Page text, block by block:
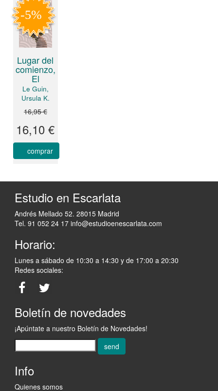
Lugar del
comienzo,
El
Le Guin,
Ursula K.
16,95 €
16,10 €
comprar
Estudio en Escarlata
Andrés Mellado 52. 28015 Madrid
Tel. 91 052 24 17 info@estudioenescarlata.com
Horario:
Lunes a sábado de 10:30 a 14:30 y de 17:00 a 20:30
Redes sociales:
Boletín de novedades
¡Apúntate a nuestro Boletín de Novedades!
send
Info
Quienes somos